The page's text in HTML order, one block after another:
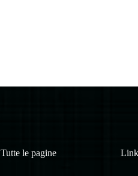
Tutte le pagine